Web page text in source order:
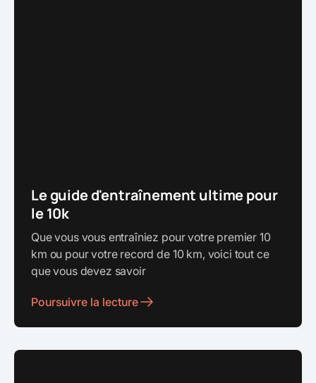
Le guide d'entraînement ultime pour
le 10k
Que vous vous entraîniez pour votre premier 10
km ou pour votre record de 10 km, voici tout ce
que vous devez savoir
Poursuivre la lecture